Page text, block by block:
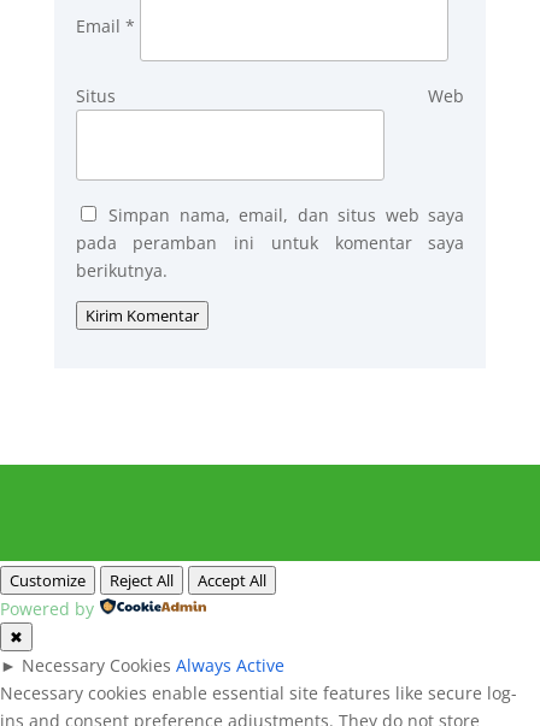
Email *
Situs Web
Simpan nama, email, dan situs web saya
pada peramban ini untuk komentar saya
berikutnya.
Kirim Komentar
Customize Reject All Accept All
Powered by
✖
► Necessary Cookies Always Active
Necessary cookies enable essential site features like secure log-
ins and consent preference adjustments. They do not store